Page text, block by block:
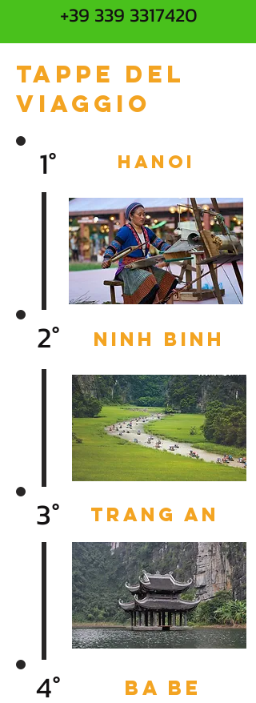
+39 339 3317420
Tappe del
viaggio
1° HANOI
2° NINH BINH
3° TRANG AN
4° BA BE